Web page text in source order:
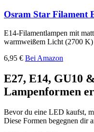
Osram Star Filament
E14-Filamentlampen mit
warmweißem Licht (2700 K)
6,95 € Bei Amazon
E27, E14, GU10
Lampenformen
Bevor du eine LED kaufst,
Diese Formen begegnen dir